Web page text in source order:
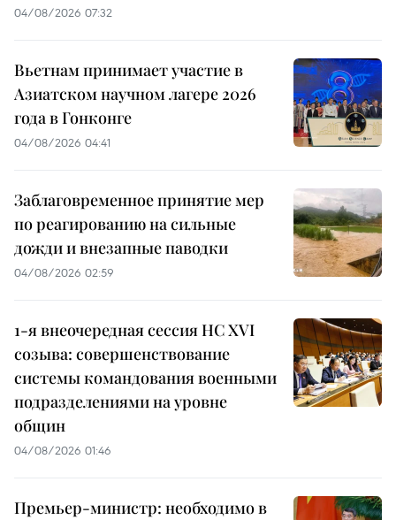
04/08/2026 07:32
Вьетнам принимает участие в
Азиатском научном лагере 2026
года в Гонконге
04/08/2026 04:41
Заблаговременное принятие мер
по реагированию на сильные
дожди и внезапные паводки
04/08/2026 02:59
1-я внеочередная сессия НС XVI
созыва: совершенствование
системы командования военными
подразделениями на уровне
общин
04/08/2026 01:46
Премьер-министр: необходимо в